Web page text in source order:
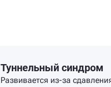
Туннельный синдром
Развивается из-за